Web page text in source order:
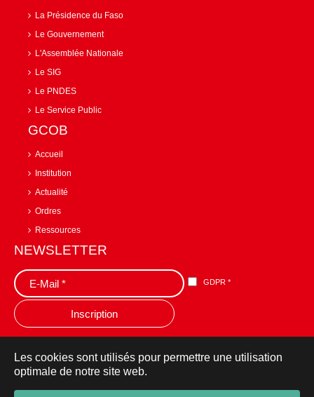
Les cookies sont utilisés pour permettre une utilisation
optimale de notre site web.
La Présidence du Faso
Le Gouvernement
L'Assemblée Nationale
Le SIG
Le PNDES
Le Service Public
GCOB
Accueil
Institution
Actualité
Ordres
Ressources
NEWSLETTER
GDPR *